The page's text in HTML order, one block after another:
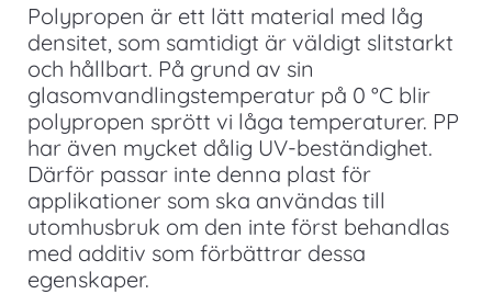
Polypropen är ett lätt material med låg
densitet, som samtidigt är väldigt slitstarkt
och hållbart. På grund av sin
glasomvandlingstemperatur på 0 °C blir
polypropen sprött vi låga temperaturer. PP
har även mycket dålig UV-beständighet.
Därför passar inte denna plast för
applikationer som ska användas till
utomhusbruk om den inte först behandlas
med additiv som förbättrar dessa
egenskaper.